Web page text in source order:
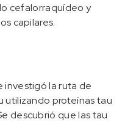
cefalorraquídeo y
capilares.
investigó la ruta de
utilizando proteínas tau
descubrió que las tau